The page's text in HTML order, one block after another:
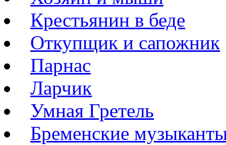
Крестьянин в беде
Откупщик и сапожник
Парнас
Ларчик
Умная Гретель
Бременские